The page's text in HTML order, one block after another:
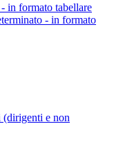
in formato tabellare
- in formato
e non